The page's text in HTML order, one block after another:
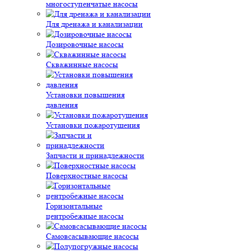
многоступенчатые насосы
Для дренажа и канализации
Дозировочные насосы
Скважинные насосы
Установки повышения
давления
Установки пожаротушения
Запчасти и принадлежности
Поверхностные насосы
Горизонтальные
центробежные насосы
Самовсасывающие насосы